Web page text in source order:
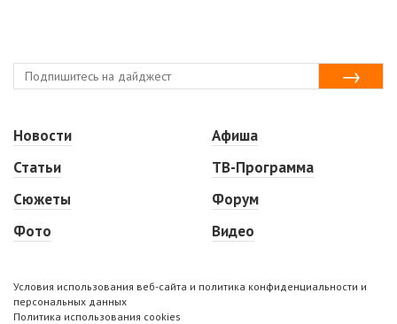
Новости
Статьи
Сюжеты
Фото
Афиша
ТВ-Программа
Форум
Видео
Условия использования веб-сайта и политика конфиденциальности и
персональных данных
Политика использования cookies